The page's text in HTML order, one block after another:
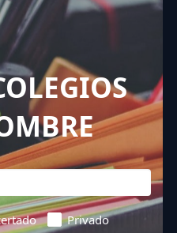
Privado